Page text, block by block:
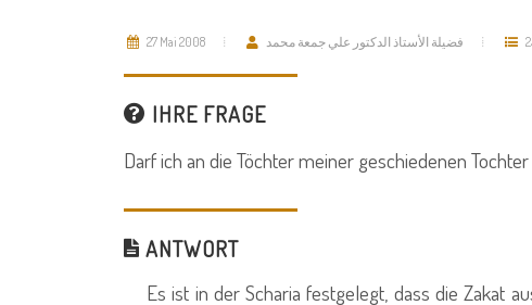
27 Mai 2008 فضيلة الأستاذ الدكتور علي جمعة محمد
IHRE FRAGE
Darf ich an die Töchter meiner geschiedenen
ANTWORT
Es ist in der Scharia festgelegt, dass die Zakat